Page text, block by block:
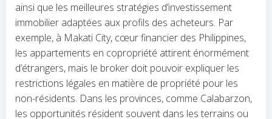
ainsi que les meilleures stratégies d’investissement
immobilier adaptées aux profils des acheteurs. Par
exemple, à Makati City, cœur financier des Philippines,
les appartements en copropriété attirent énormément
d’étrangers, mais le broker doit pouvoir expliquer les
restrictions légales en matière de propriété pour les
non-résidents. Dans les provinces, comme Calabarzon,
les opportunités résident souvent dans les terrains ou